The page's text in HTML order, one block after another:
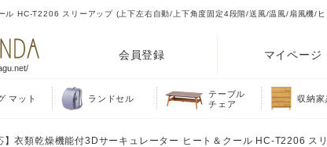
ル HC-T2206 スリーアップ (上下左右自動/上下角度固定4段階/送風/温風/扇風機/
会員登録 マイページ
マット ランドセル
テーブル
チェア
収納家
】衣類乾燥機能付3Dサーキュレーター ヒート＆クール HC-T2206 ス